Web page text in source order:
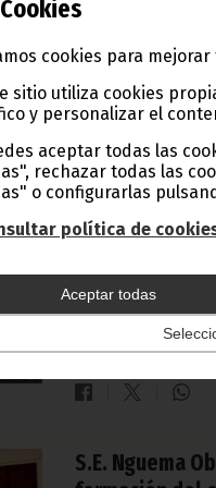
Cookies
cookies para
sitio utiliza cookies
y personalizar el
aceptar todas las
rechazar todas las
o configurarlas
política de
Aceptar todas
la Jefatura del
Noticias Deportes
S.E. Nguema
fúnebres del
La Armada
acto, desarrollado
militar Acacio Mañe
Seguridad ha
de honores
S.E. Nguema